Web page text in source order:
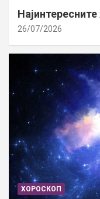
26/07/2026
ХОРОСКОП